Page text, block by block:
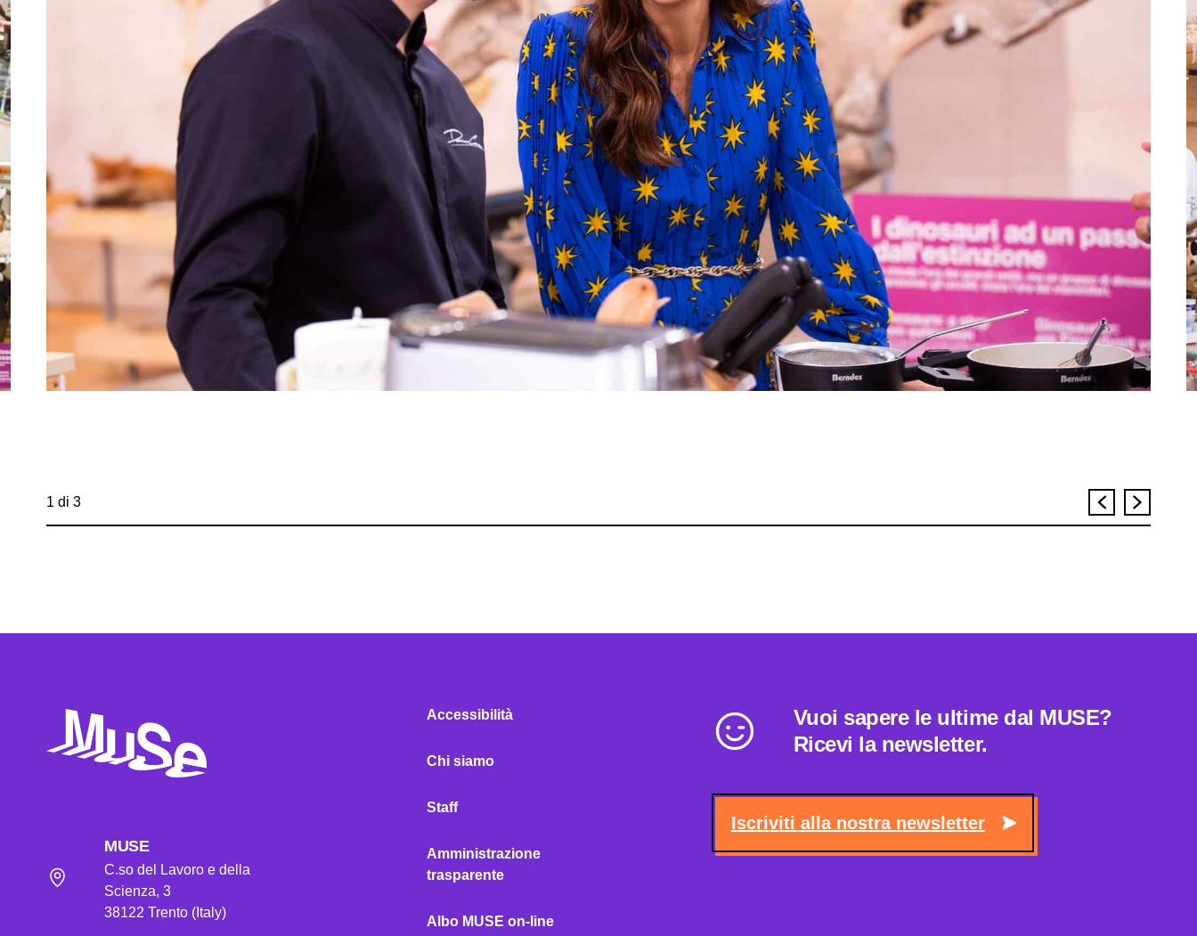
1 di 3
MUSE
C.so del Lavoro e della
Scienza, 3
38122 Trento (Italy)
Accessibilità
Chi siamo
Staff
Amministrazione
trasparente
Albo MUSE on-line
Vuoi sapere le ultime dal MUSE?
Ricevi la newsletter.
Iscriviti alla nostra newsletter